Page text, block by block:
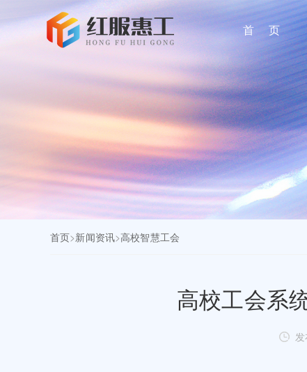
首 页
首页>新闻资讯>高校智慧工会
高校工会系